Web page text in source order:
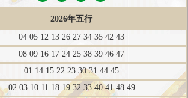
2026年五行
04 05 12 13 26 27 34 35 42 43
08 09 16 17 24 25 38 39 46 47
01 14 15 22 23 30 31 44 45
02 03 10 11 18 19 32 33 40 41 48 49